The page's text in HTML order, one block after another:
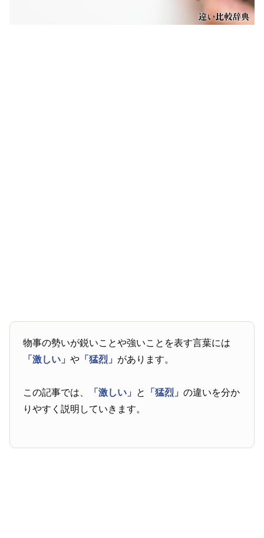
物事の勢いが鋭いことや強いことを表す言葉には
「激しい」や 「猛烈」 があります。
この記事では、 「激しい」 と 「猛烈」の違いを分か
りやすく説明していきます。